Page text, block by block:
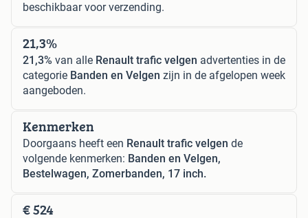
beschikbaar voor verzending.
21,3%
21,3% van alle Renault trafic velgen advertenties in de
categorie Banden en Velgen zijn in de afgelopen week
aangeboden.
Kenmerken
Doorgaans heeft een Renault trafic velgen de
volgende kenmerken: Banden en Velgen,
Bestelwagen, Zomerbanden, 17 inch.
€ 524